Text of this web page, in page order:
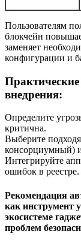
Пользователям
блокчейн
заменяет
конфигурации и
внедрения:
Определите
критична.
Выберите
консорциумный)
Интегрируйте
ошибок в реестре.
Рекомендация
как инструмент
экосистеме
проблем